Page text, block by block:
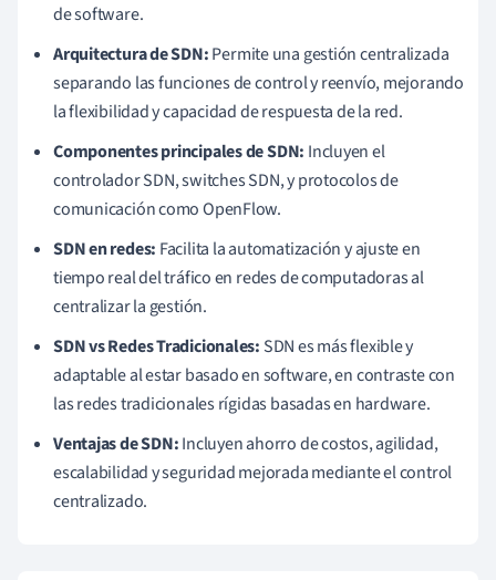
de software.
Arquitectura de SDN:Permite una gestión centralizada
separando las funciones de control y reenvío, mejorando
la flexibilidad y capacidad de respuesta de la red.
Componentes principales de SDN: Incluyen el
controlador SDN, switches SDN, y protocolos de
comunicación como OpenFlow.
SDN en redes: Facilita la automatización y ajuste en
tiempo real del tráfico en redes de computadoras al
centralizar la gestión.
SDN vs Redes Tradicionales: SDN es más flexible y
adaptable al estar basado en software, en contraste con
las redes tradicionales rígidas basadas en hardware.
Ventajas de SDN:Incluyen ahorro de costos, agilidad,
escalabilidad y seguridad mejorada mediante el control
centralizado.